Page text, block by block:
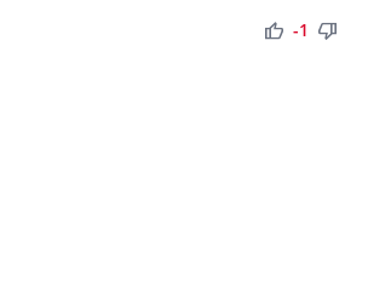
thumb_up thumb_down
-1